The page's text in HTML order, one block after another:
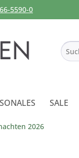
5590-0
SALE
2026